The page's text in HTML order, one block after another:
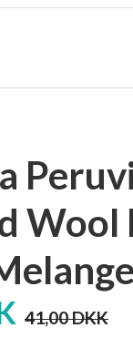
Wool
41,00 DKK